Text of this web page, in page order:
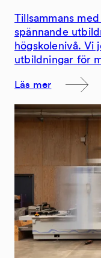
Tillsammans
spännande
högskolenivå. Vi
utbildningar för
Läs mer